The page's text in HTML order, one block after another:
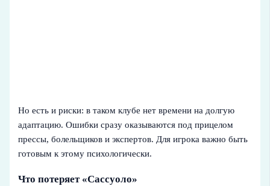
Но есть и риски: в таком клубе нет времени на долгую
адаптацию. Ошибки сразу оказываются под прицелом
прессы, болельщиков и экспертов. Для игрока важно быть
готовым к этому психологически.
Что потеряет «Сассуоло»